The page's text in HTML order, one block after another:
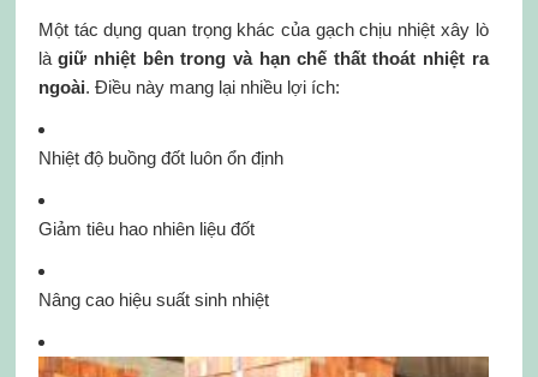
Một tác dụng quan trọng khác của gạch chịu nhiệt xây lò
làgiữ nhiệt bên trong và hạn chế thất thoát nhiệt ra
ngoài. Điều này mang lại nhiều lợi ích:
Nhiệt độ buồng đốt luôn ổn định
Giảm tiêu hao nhiên liệu đốt
Nâng cao hiệu suất sinh nhiệt